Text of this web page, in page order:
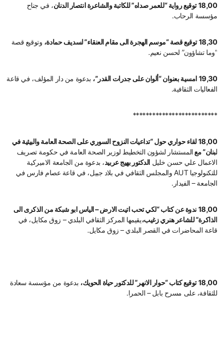
18,00 توقيع رواية “للعمر صداه” للكاتبة والشاعرة انتصار الدنان
، في جناح
مؤسسة الرحاب.
18,30 توقيع قصة “موسم الهجرة الى مقام العنقاء” لسديف حمادة،
وتوقيع قصة
“وما تشاؤون” لحسن نعيم.
19,30 امسية بعنوان “ألوان على جدرات القدر”،
بدعوة من دار المؤلف، في قاعة
الفعاليات الثقافية.
**************************
18,00 لقاء حواري حول “تداعيات النزوح السوري على الصحة العامة والبيئية في
لبنان” مع المستشار لشؤون التخطيط لوزير الصحة العامة في حكومة تصريف
الاعمال علي حسن خليل الدكتور بهيج عربيد، بدعوة من الجامعة الاميركية
للتكنولوجيا AUT والمجلس الثقافي في بلاد جبيل، في قاعة عصام فارس في
الجامعة – الفيدار.
18,00 ندوة عن كتاب “لكي تحب اتيت الارض – الياس ابو شبكة من الذكرى الى
الذاكرة” للشاعر هنري زغيب،يقيمها المركز الثقافي البلدي – زوق مكايل، في
قاعة المحاضرات في القصر البلدي – زوق مكايل.
18,00 توقيع كتاب “حوار الانهر” للدكتور حياة الحويك،
بدعوة من مؤسسة سعادة
للثقافة، على مسرح بابل – الحمرا.